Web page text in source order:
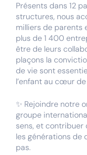
Présents dans 12
structures, nous
milliers de parents
plus de 1 400
être de leurs
plaçons la
de vie sont
l’enfant au cœur
✨ Rejoindre notre
groupe
sens, et contribuer
les générations de
pas.